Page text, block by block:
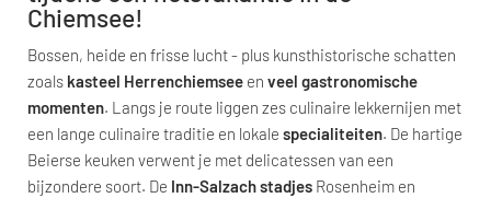
Chiemsee!
Bossen, heide en frisse lucht - plus kunsthistorische schatten
zoals kasteel Herrenchiemsee en veel gastronomische
momenten. Langs je route liggen zes culinaire lekkernijen met
een lange culinaire traditie en lokale specialiteiten. De hartige
Beierse keuken verwent je met delicatessen van een
bijzondere soort. De Inn-Salzach stadjes Rosenheim en